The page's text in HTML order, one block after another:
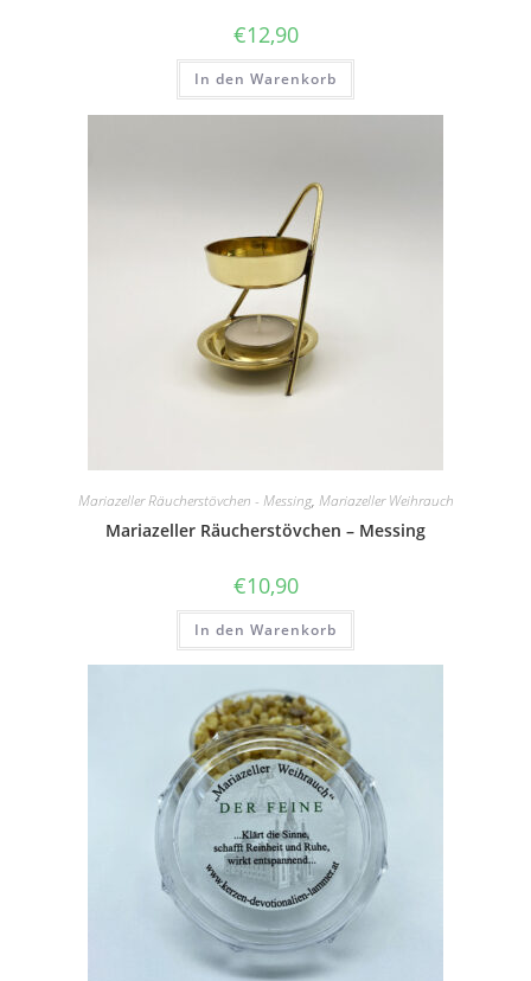
€12,90
In den Warenkorb
Mariazeller Räucherstövchen - Messing, Mariazeller Weihrauch
Mariazeller Räucherstövchen – Messing
€10,90
In den Warenkorb